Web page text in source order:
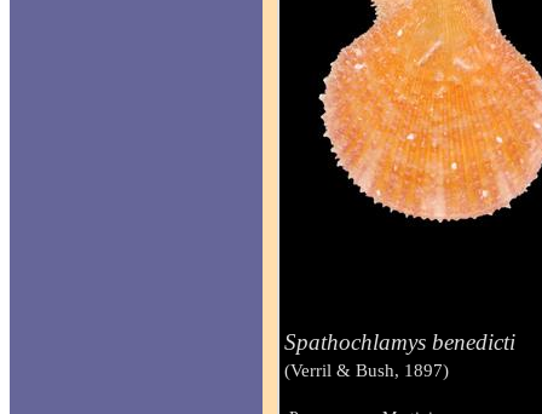
Spathochlamys benedicti
(Verril & Bush, 1897)